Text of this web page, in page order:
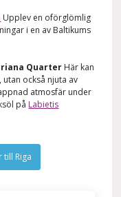
Upplev en oförglömlig
i en av Baltikums
Quarter Här kan
också njuta av
atmosfär under
på Labietis
till Riga